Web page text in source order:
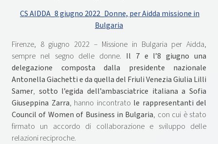
CS AIDDA_8 giugno 2022_Donne, per Aidda missione in
Bulgaria
Firenze, 8 giugno 2022 – Missione in Bulgaria per Aidda,
sempre nel segno delle donne. Il 7 e l’8 giugno una
delegazione composta dalla presidente nazionale
Antonella Giachetti e da quella del Friuli Venezia Giulia Lilli
Samer, sotto l’egida dell’ambasciatrice italiana a Sofia
Giuseppina Zarra, hanno incontrato le rappresentanti del
Council of Women of Business in Bulgaria, con cui è stato
firmato un accordo di collaborazione e sviluppo delle
relazioni reciproche.